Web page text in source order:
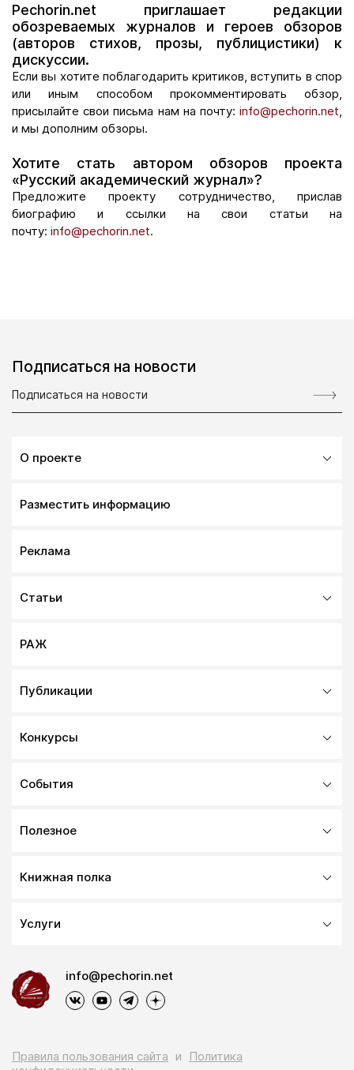
Pechorin.net приглашает редакции
обозреваемых журналов и героев обзоров
(авторов стихов, прозы, публицистики) к
дискуссии.
Если вы хотите поблагодарить критиков, вступить в спор
или иным способом прокомментировать обзор,
присылайте свои письма нам на почту: info@pechorin.net
и мы дополним обзоры.
Хотите стать автором обзоров проекта
«Русский академический журнал»?
Предложите проекту сотрудничество, прислав
биографию и ссылки на свои статьи на
почту: info@pechorin.net.
Подписаться на новости
О проекте
Разместить информацию
Реклама
Статьи
РАЖ
Публикации
Конкурсы
События
Полезное
Книжная полка
Услуги
info@pechorin.net
Правила пользования сайта и
Политика